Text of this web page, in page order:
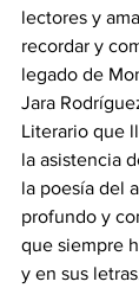
lectores y
recordar y
legado de
Jara
Literario que
la asistencia
la poesía del
profundo y
que siempre
y en sus